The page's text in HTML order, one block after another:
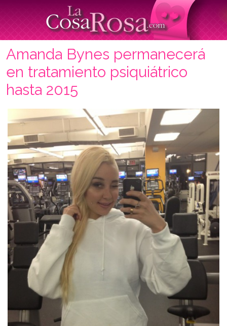
Amanda Bynes permanecerá
en tratamiento psiquiátrico
hasta 2015